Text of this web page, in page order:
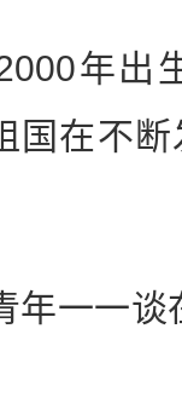
年出生
国在不
一一谈